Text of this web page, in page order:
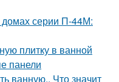
серии П-44М:
плитку в ванной
панели
ванную.. Что значит